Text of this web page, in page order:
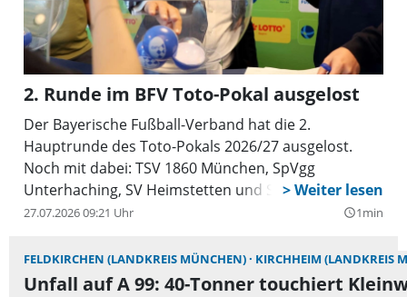
2. Runde im BFV Toto-Pokal ausgelost
Der Bayerische Fußball-Verband hat die 2.
Hauptrunde des Toto-Pokals 2026/27 ausgelost.
Noch mit dabei: TSV 1860 München, SpVgg
Unterhaching, SV Heimstetten und SV Aubing.
27.07.2026 09:21 Uhr query_builder1min
FELDKIRCHEN (LANDKREIS MÜNCHEN) KIRCHHEIM (LANDKREIS
Unfall auf A 99: 40-Tonner touchiert